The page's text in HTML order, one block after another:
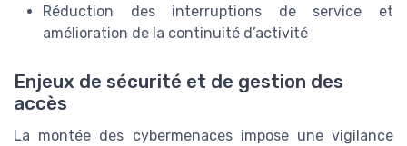
Réduction des interruptions de service et
amélioration de la continuité d’activité
Enjeux de sécurité et de gestion des
accès
La montée des cybermenaces impose une vigilance